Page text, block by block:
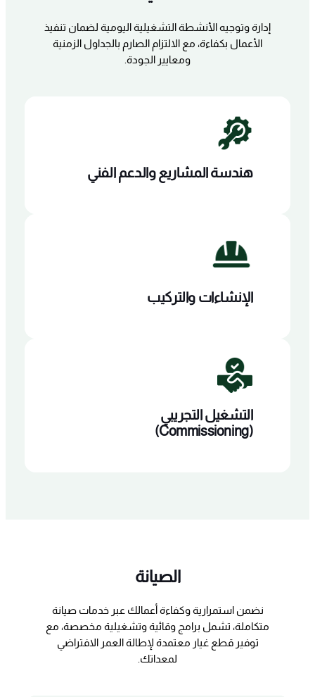
إدارة وتوجيه الأنشطة التشغيلية اليومية لضمان تنفيذ
الأعمال بكفاءة، مع الالتزام الصارم بالجداول الزمنية
ومعايير الجودة.
هندسة المشاريع والدعم الفني
الإنشاءات والتركيب
التشغيل التجريبي
(Commissioning)
الصيانة
نضمن استمرارية وكفاءة أعمالك عبر خدمات صيانة
متكاملة، تشمل برامج وقائية وتشغيلية مخصصة، مع
توفير قطع غيار معتمدة لإطالة العمر الافتراضي
لمعداتك.